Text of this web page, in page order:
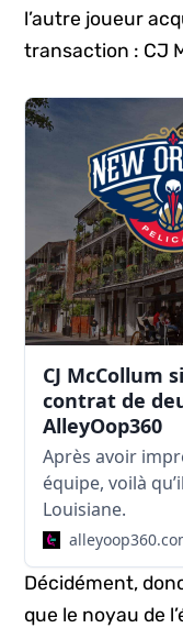
l’autre joueur
transaction : CJ
CJ McCollum
contrat de
AlleyOop360
Après avoir
équipe, voilà
Louisiane.
Décidément,
que le noyau de